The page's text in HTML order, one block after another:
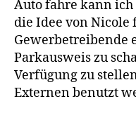
Auto fahre kann
die Idee von
Gewerbetreibende
Parkausweis zu
Verfügung zu
Externen benutzt